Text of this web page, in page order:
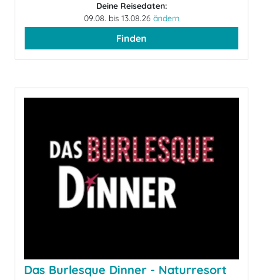
Deine Reisedaten:
09.08. bis 13.08.26 ändern
Finden
Das Burlesque Dinner - Naturresort